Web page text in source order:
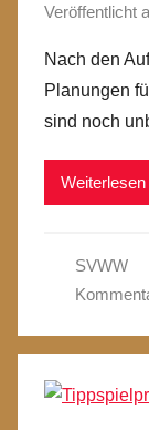
Veröffentlicht
Nach den
Planungen
sind noch
Weiterlesen
SVWW